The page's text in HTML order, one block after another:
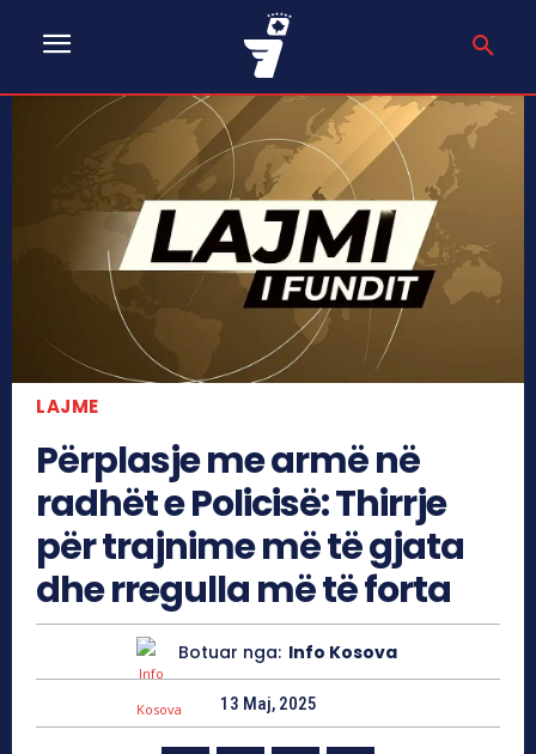
LAJME
Përplasje me armë në
radhët e Policisë: Thirrje
për trajnime më të gjata
dhe rregulla më të forta
Botuar nga: Info Kosova
13 Maj, 2025